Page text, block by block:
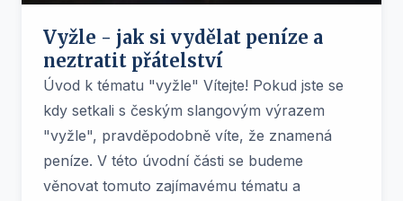
Vyžle - jak si vydělat peníze a
neztratit přátelství
Úvod k tématu "vyžle" Vítejte! Pokud jste se
kdy setkali s českým slangovým výrazem
"vyžle", pravděpodobně víte, že znamená
peníze. V této úvodní části se budeme
věnovat tomuto zajímavému tématu a